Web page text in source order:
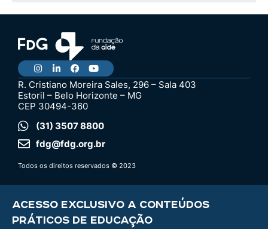
R. Cristiano Moreira Sales, 296 – Sala 403
Estoril – Belo Horizonte – MG
CEP 30494-360
(31) 3507 8800
fdg@fdg.org.br
Todos os direitos reservados © 2023
ACESSO EXCLUSIVO A CONTEÚDOS
PRÁTICOS DE EDUCAÇÃO